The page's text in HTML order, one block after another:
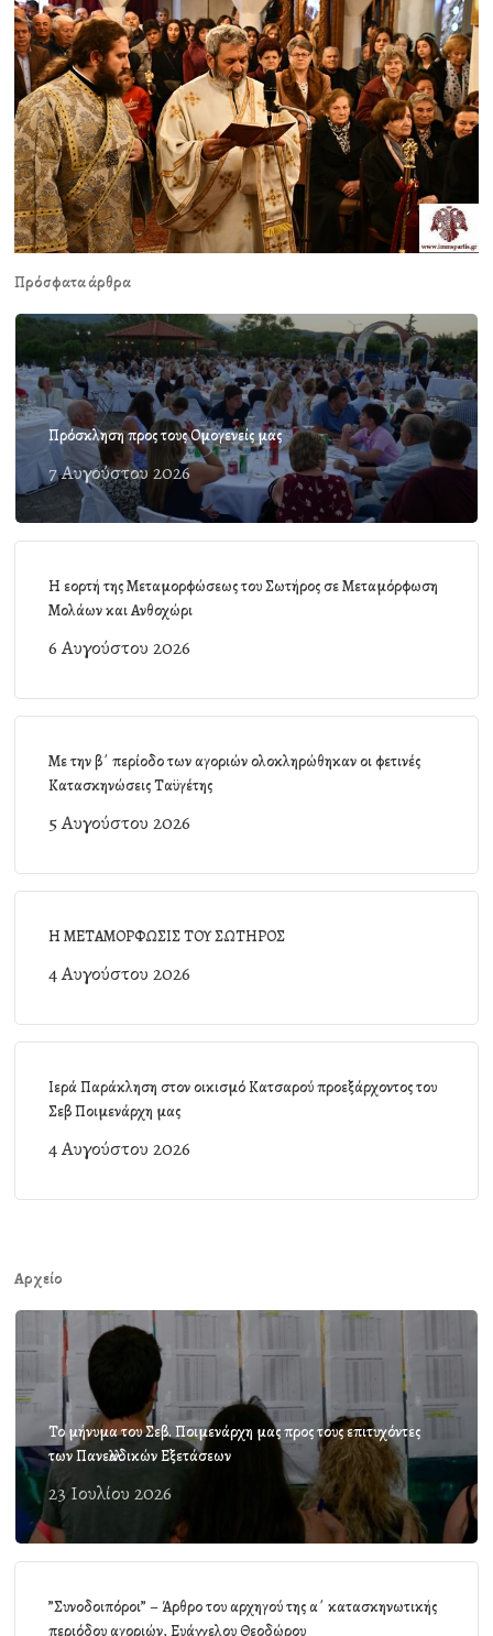
Πρόσφατα άρθρα
Πρόσκληση προς τους Ομογενείς μας
7 Αυγούστου 2026
Η εορτή της Μεταμορφώσεως του Σωτήρος σε Μεταμόρφωση
Μολάων και Ανθοχώρι
6 Αυγούστου 2026
Με την β΄ περίοδο των αγοριών ολοκληρώθηκαν οι φετινές
Κατασκηνώσεις Ταϋγέτης
5 Αυγούστου 2026
Η ΜΕΤΑΜΟΡΦΩΣΙΣ ΤΟΥ ΣΩΤΗΡΟΣ
4 Αυγούστου 2026
Ιερά Παράκληση στον οικισμό Κατσαρού προεξάρχοντος του
Σεβ Ποιμενάρχη μας
4 Αυγούστου 2026
Αρχείο
Το μήνυμα του Σεβ. Ποιμενάρχη μας προς τους επιτυχόντες
των Πανελλαδικών Εξετάσεων
23 Ιουλίου 2026
”Συνοδοιπόροι” – Άρθρο του αρχηγού της α΄ κατασκηνωτικής
περιόδου αγοριών, Ευάγγελου Θεοδώρου